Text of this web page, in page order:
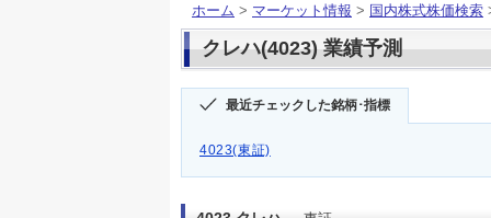
ホーム > マーケット情報 > 国内株式株価検索
クレハ(4023) 業績予測
最近チェックした銘柄･指標
4023(東証)